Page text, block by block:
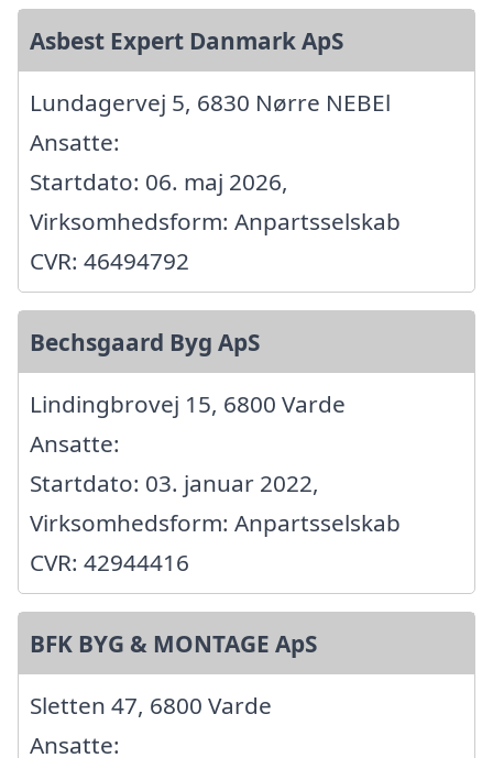
Asbest Expert Danmark ApS
Lundagervej 5, 6830 Nørre NEBEl
Ansatte:
Startdato: 06. maj 2026,
Virksomhedsform: Anpartsselskab
CVR: 46494792
Bechsgaard Byg ApS
Lindingbrovej 15, 6800 Varde
Ansatte:
Startdato: 03. januar 2022,
Virksomhedsform: Anpartsselskab
CVR: 42944416
BFK BYG & MONTAGE ApS
Sletten 47, 6800 Varde
Ansatte: